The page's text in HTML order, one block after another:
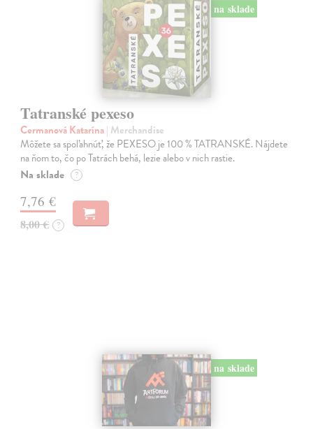
na sklade
Tatranské pexeso
Cermanová Katarína| Merchandise
Môžete sa spoľahnúť, že PEXESO je 100 % TATRANSKÉ. Nájdete
na ňom to, čo po Tatrách behá, lezie alebo v nich rastie.
Na sklade ?
7,76 €
8,00 € ?
na sklade